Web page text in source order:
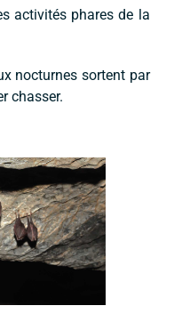
activités phares de la
nocturnes sortent par
chasser.